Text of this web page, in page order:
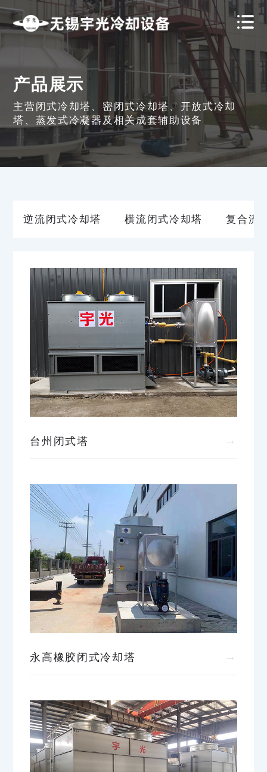
产品展示
主营闭式冷却塔、密闭式冷却塔、开放式冷却
塔、蒸发式冷凝器及相关成套辅助设备
逆流闭式冷却塔 横流闭式冷却塔 复合流
台州闭式塔 →
永高橡胶闭式冷却塔 →